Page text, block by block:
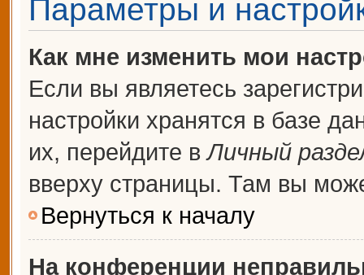
Параметры и
Как мне изменить мои
Если вы являетесь
настройки хранятся в базе
их, перейдите вЛичный
вверху страницы. Там вы
Вернуться к началу
На конференции